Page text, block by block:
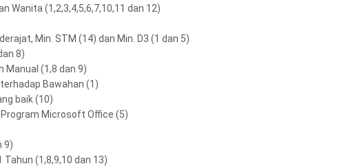
Wanita (1,2,3,4,5,6,7,10,11 dan 12)
Min. STM (14) dan Min. D3 (1 dan 5)
8)
Manual (1,8 dan 9)
Bawahan (1)
baik (10)
Microsoft Office (5)
9)
(1,8,9,10 dan 13)